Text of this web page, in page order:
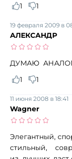
1
1
АЛЕКСАНДР
19 февраля 2009 в
ДУМАЮ
1
1
Wagner
11 июня 2008 в 18:41
Элегантный,
стильный,